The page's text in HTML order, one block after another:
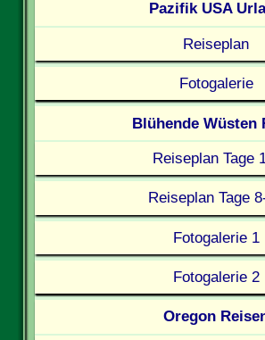
Pazifik USA
Reiseplan
Fotogalerie
Blühende Wüsten
Reiseplan Tage
Reiseplan Tage
Fotogalerie 1
Fotogalerie 2
Oregon